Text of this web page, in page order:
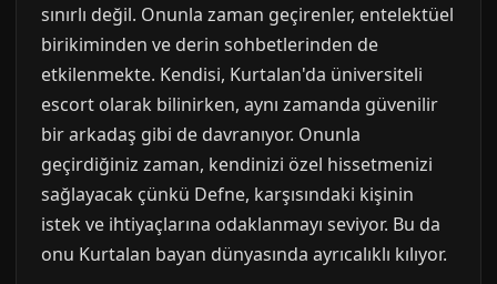
sınırlı değil. Onunla zaman geçirenler, entelektüel
birikiminden ve derin sohbetlerinden de
etkilenmekte. Kendisi, Kurtalan'da üniversiteli
escort olarak bilinirken, aynı zamanda güvenilir
bir arkadaş gibi de davranıyor. Onunla
geçirdiğiniz zaman, kendinizi özel hissetmenizi
sağlayacak çünkü Defne, karşısındaki kişinin
istek ve ihtiyaçlarına odaklanmayı seviyor. Bu da
onu Kurtalan bayan dünyasında ayrıcalıklı kılıyor.